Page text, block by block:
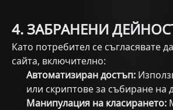
4. ЗАБРАНЕНИ
Като потребител се съгласявате
сайта, включително:
Автоматизиран достъп:
или скриптове за събиране на
Манипулация на класирането: